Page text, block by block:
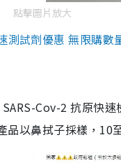
點擊圖片放大
測試劑優惠 無限購
Cov-2 抗原快
以鼻拭子採樣，10